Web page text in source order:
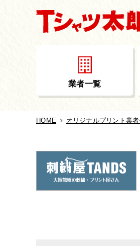
業者一覧
HOME オリジナルプリント業